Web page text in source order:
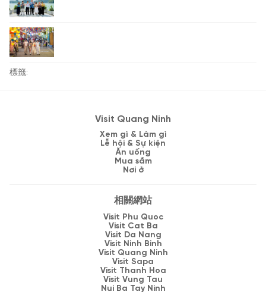
標籤:
Visit Quang Ninh
Xem gì & Làm gì
Lễ hội & Sự kiện
Ăn uống
Mua sắm
Nơi ở
相關網站
Visit Phu Quoc
Visit Cat Ba
Visit Da Nang
Visit Ninh Binh
Visit Quang Ninh
Visit Sapa
Visit Thanh Hoa
Visit Vung Tau
Nui Ba Tay Ninh